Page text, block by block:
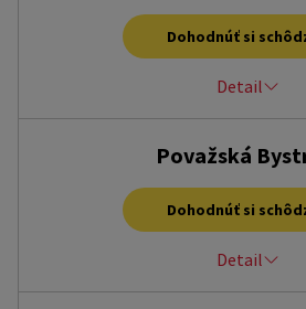
alena.mihalova@homecredit.sk
+421 908 556 140
Detail
Dohodnúť si
OC MAX, Dlhé Hony 4588/1, Poprad,
po – ne, 9:00 – 20:00 hod.
poprad@homecredit.sk
+421 33 7767 476
Považská
Detail
Dohodnúť si